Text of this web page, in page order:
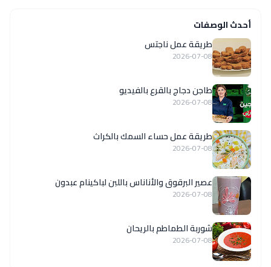
أحدث الوصفات
طريقة عمل ناجتس
2026-07-08
طاجن دجاج بالقرع بالفيديو
2026-07-08
طريقة عمل حساء السمك بالكراث
2026-07-08
عصير البرقوق والأناناس باللبن لباكينام عبدون
2026-07-08
شوربة الطماطم بالريحان
2026-07-08